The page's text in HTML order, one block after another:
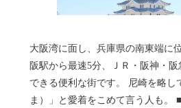
大阪湾に面し、兵庫県の南東端に
阪駅から最速5分、ＪＲ・阪神・
できる便利な街です。 尼崎を略し
ま）」と愛着をこめて言う人も。 ■寄附金の使いみち